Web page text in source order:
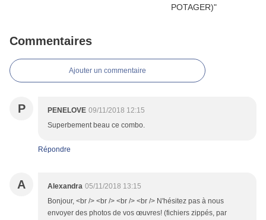
Commentaires
Ajouter un commentaire
P PENELOVE 09/11/2018 12:15
Superbement beau ce combo.
Répondre
A Alexandra 05/11/2018 13:15
Bonjour, <br /> <br /> <br /> <br /> N'hésitez pas à nous
envoyer des photos de vos œuvres! (fichiers zippés, par